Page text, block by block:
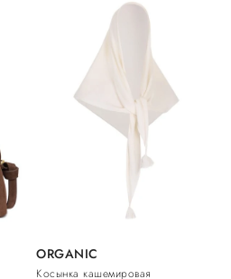
ORGANIC
Косынка кашемировая